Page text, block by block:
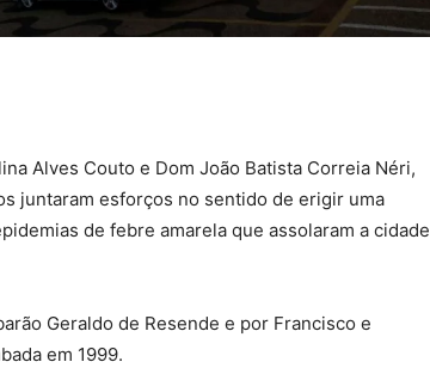
Alves Couto e Dom João Batista Correia Néri,
juntaram esforços no sentido de erigir uma
de febre amarela que assolaram a cidade
Geraldo de Resende e por Francisco e
em 1999.